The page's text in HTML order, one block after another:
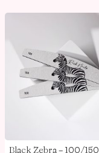
i
n
a
Black Zebra – 100/150